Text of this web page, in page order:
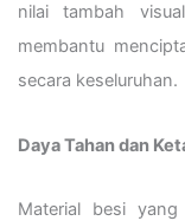
nilai tambah
membantu
secara keseluruhan.
Daya Tahan dan
Material besi